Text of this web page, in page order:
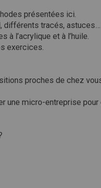
présentées ici.
différents tracés,
à l’acrylique et à l’huile.
exercices.
proches de chez
une micro-entreprise